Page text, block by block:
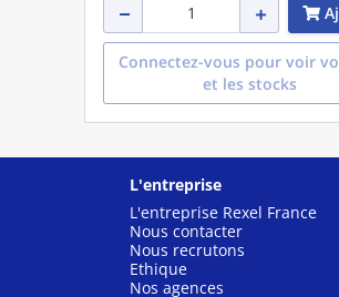
Connectez-vous pour voir
et les stocks
L'entreprise
L'entreprise Rexel France
Nous contacter
Nous recrutons
Ethique
Nos agences